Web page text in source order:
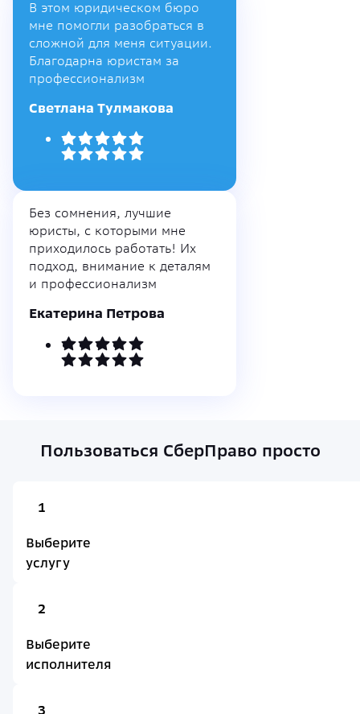
В этом юридическом бюро
мне помогли разобраться в
сложной для меня ситуации.
Благодарна юристам за
профессионализм
Светлана Тулмакова
Без сомнения, лучшие
юристы, с которыми мне
приходилось работать! Их
подход, внимание к деталям
и профессионализм
Екатерина Петрова
Пользоваться СберПраво просто
1
Выберите
услугу
2
Выберите
исполнителя
3